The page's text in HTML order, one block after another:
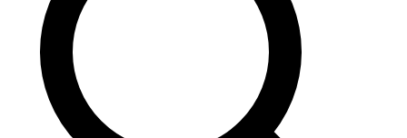
Spielplan
Teams
Tabelle